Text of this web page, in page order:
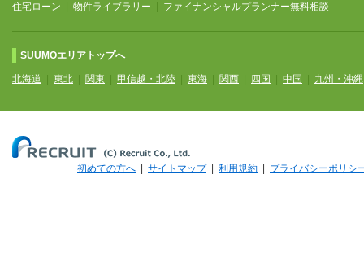
住宅ローン
物件ライブラリー ファイナンシャルプランナー無料相談
SUUMOエリアトップへ
北海道 東北 関東 甲信越・北陸 東海 関西 四国 中国 九州・沖縄
初めての方へ サイトマップ| 利用規約 プライバシーポリシ